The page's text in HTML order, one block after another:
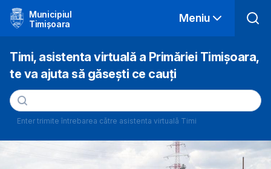
Municipiul
Timișoara
Meniu
Timi, asistenta virtuală a Primăriei Timișoara,
te va ajuta să găsești ce cauți
Enter trimite întrebarea către asistenta virtuală Timi